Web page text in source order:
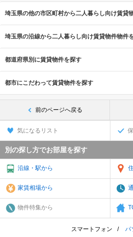
埼玉県の他の市区町村から二人暮らし向け賃貸
埼玉県の沿線から二人暮らし向け賃貸物件物件
都道府県別に賃貸物件を探す
都市にこだわって賃貸物件を探す
前のページへ戻る
気になるリスト
別の探し方でお部屋を探す
沿線・駅から
家賃相場から
物件特集から
スマートフォン パ